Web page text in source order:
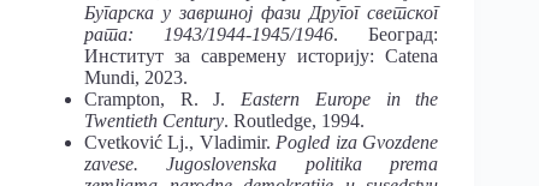
Бугарска у завршној фази Другог светског
рата: 1943/1944-1945/1946. Београд:
Институт за савремену историју: Catena
Mundi, 2023.
Crampton, R. J. Eastern Europe in the
Twentieth Century. Routledge, 1994.
Cvetković Lj., Vladimir. Pogled iza Gvozdene
zavese. Jugoslovenska politika prema